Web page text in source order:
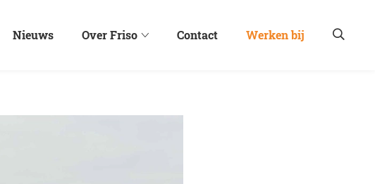
Nieuws Over Friso Contact Werken bij